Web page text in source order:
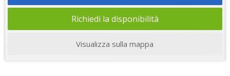
Richiedi la disponibilità
Visualizza sulla mappa